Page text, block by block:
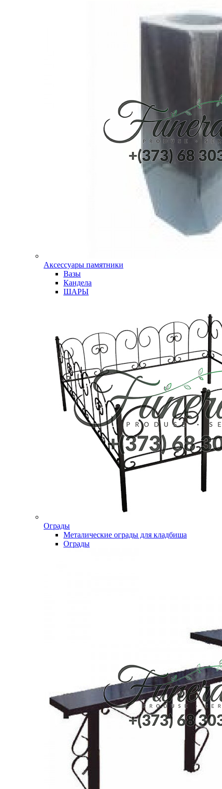
Аксессуары памятники
Вазы
Кандела
ШАРЫ
Ограды
Металические ограды для кладбиша
Ограды